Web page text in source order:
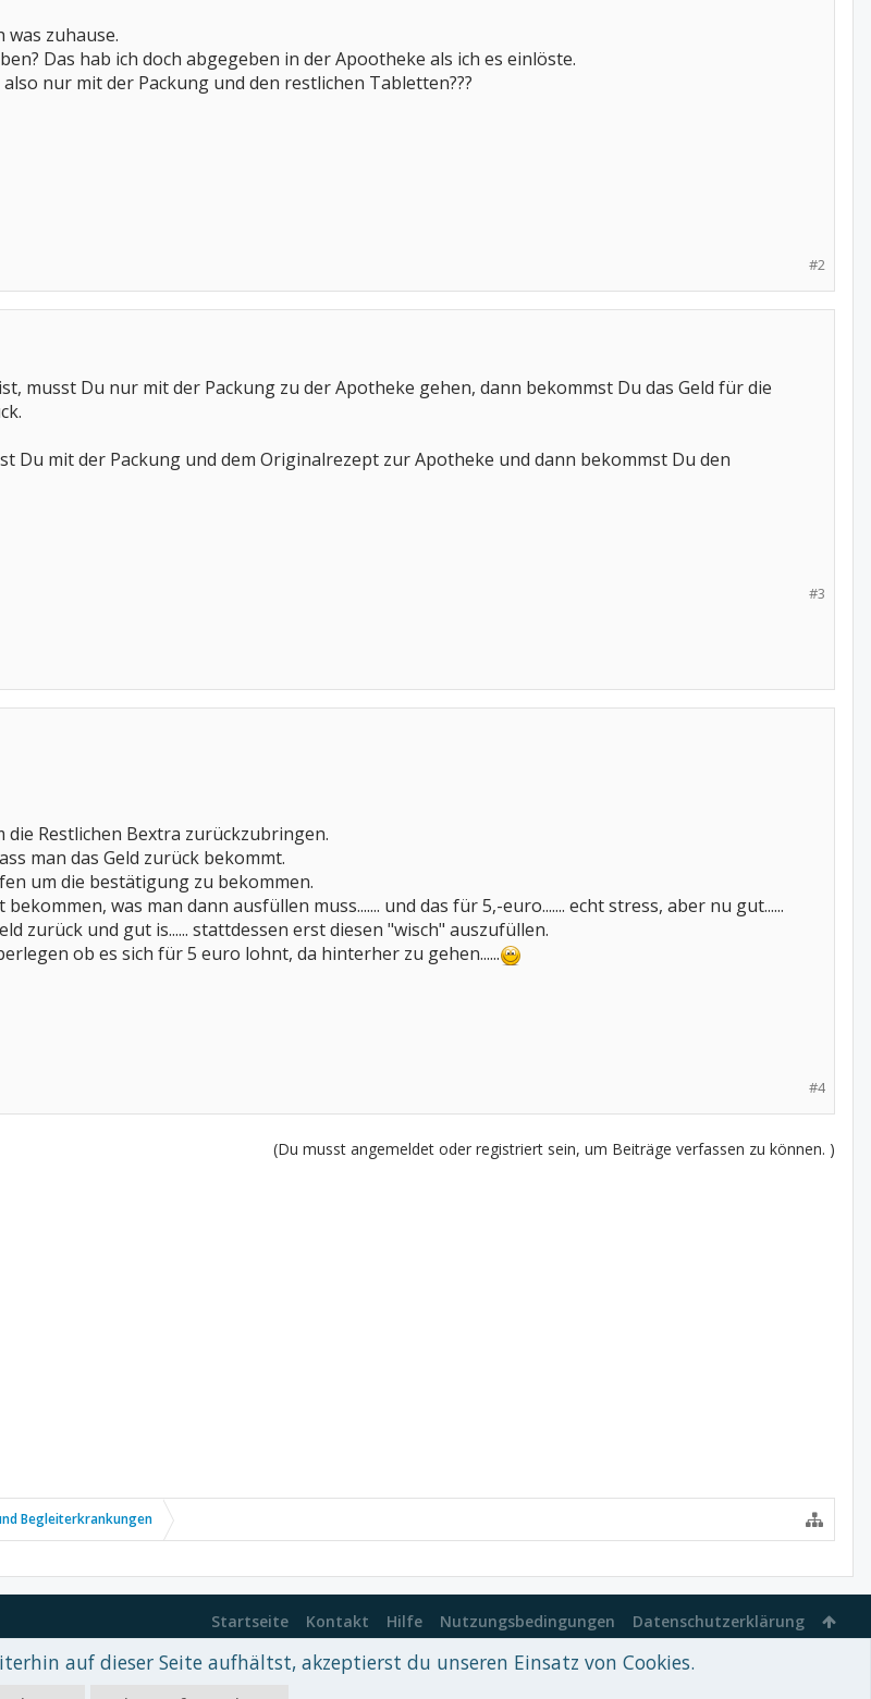
was zuhause.
Das hab ich doch abgegeben in der Apootheke als ich es einlöste.
nur mit der Packung und den restlichen Tabletten???
#2
musst Du nur mit der Packung zu der Apotheke gehen, dann bekommst Du das Geld für die
Du mit der Packung und dem Originalrezept zur Apotheke und dann bekommst Du den
#3
Restlichen Bextra zurückzubringen.
man das Geld zurück bekommt.
um die bestätigung zu bekommen.
was man dann ausfüllen muss....... und das für 5,-euro....... echt stress, aber nu gut......
zurück und gut is...... stattdessen erst diesen "wisch" auszufüllen.
ob es sich für 5 euro lohnt, da hinterher zu gehen......
#4
(Du musst angemeldet oder registriert sein, um Beiträge verfassen zu können. )
Begleiterkrankungen
Startseite Kontakt Hilfe Nutzungsbedingungen Datenschutzerklärung
auf dieser Seite aufhältst, akzeptierst du unseren Einsatz von Cookies.